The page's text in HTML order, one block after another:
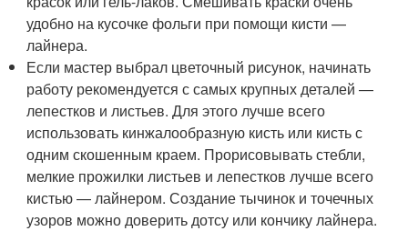
удобно на кусочке фольги при помощи кисти —
лайнера.
Если мастер выбрал цветочный рисунок, начинать
работу рекомендуется с самых крупных деталей —
лепестков и листьев. Для этого лучше всего
использовать кинжалообразную кисть или кисть с
одним скошенным краем. Прорисовывать стебли,
мелкие прожилки листьев и лепестков лучше всего
кистью — лайнером. Создание тычинок и точечных
узоров можно доверить дотсу или кончику лайнера.